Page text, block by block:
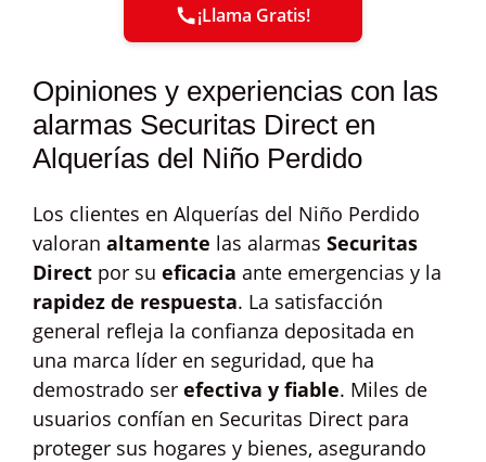
¡Llama Gratis!
Opiniones y experiencias con las
alarmas Securitas Direct en
Alquerías del Niño Perdido
Los clientes en Alquerías del Niño Perdido
valoran altamente las alarmas Securitas
Direct por su eficacia ante emergencias y la
rapidez de respuesta. La satisfacción
general refleja la confianza depositada en
una marca líder en seguridad, que ha
demostrado ser efectiva y fiable. Miles de
usuarios confían en Securitas Direct para
proteger sus hogares y bienes, asegurando